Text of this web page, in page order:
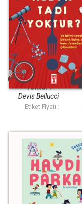
Çatalın Neden Tadı
Yoktur?
Devis Bellucci
Etiket Fiyatı :